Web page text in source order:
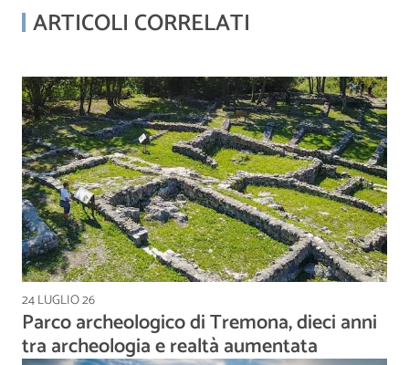
ARTICOLI CORRELATI
24 LUGLIO 26
Parco archeologico di Tremona, dieci anni
tra archeologia e realtà aumentata